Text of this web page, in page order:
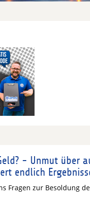
- Unmut über
endlich
Fragen zur Besoldung